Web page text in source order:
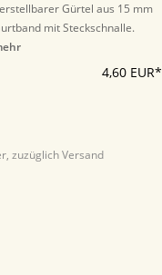
Gürtel aus 15 mm
mit Steckschnalle.
4,60 EUR*
zuzüglich Versand